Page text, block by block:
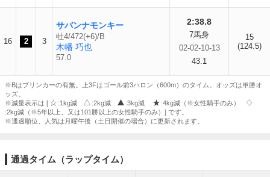
16 2 3
サバンナモンキー
牡4/472(+6)/B
木幡 巧也
57.0
2:38.8
7馬身
02-02-10-13
43.1
15
(124.5)
※Bはブリンカーの有無。上3Fはゴール前3ハロン（600m）のタイム。オッズは単勝オ
ッズ。
※減量表示は [
:1kg減 :2kg減 :3kg減
:4kg減（※女性騎手のみ）
:2kg減（※5年以上、又は101勝以上の女性騎手のみ）] です。
※通過順位、人気は月曜午後（土日開催の場合）に更新されます。
通過タイム（ラップタイム）